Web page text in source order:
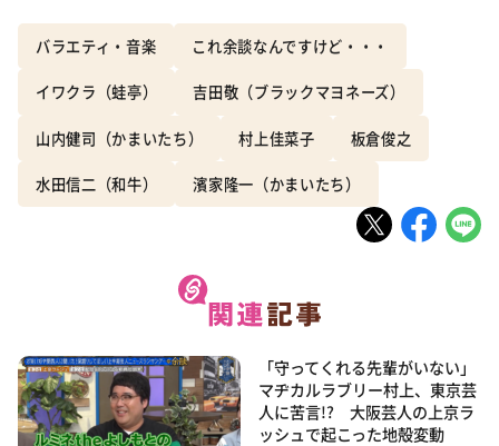
バラエティ・音楽 これ余談なんですけど・・・
イワクラ（蛙亭） 吉田敬（ブラックマヨネーズ）
山内健司（かまいたち） 村上佳菜子 板倉俊之
水田信二（和牛） 濱家隆一（かまいたち）
「守ってくれる先輩がいない」
マヂカルラブリー村上、東京芸
人に苦言!? 大阪芸人の上京ラ
ッシュで起こった地殻変動